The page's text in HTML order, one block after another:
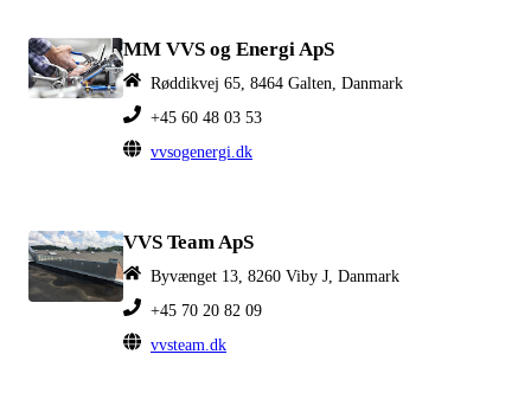
MM VVS og Energi ApS
Røddikvej 65, 8464 Galten, Danmark
+45 60 48 03 53
vvsogenergi.dk
VVS Team ApS
Byvænget 13, 8260 Viby J, Danmark
+45 70 20 82 09
vvsteam.dk